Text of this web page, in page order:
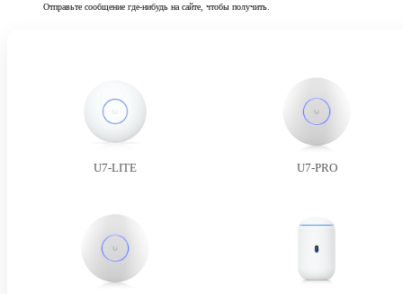
Отправьте сообщение где-нибудь на сайте, чтобы получить.
U7-LITE U7-PRO